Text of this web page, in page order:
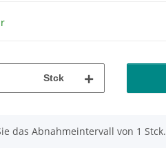
Stck
das Abnahmeintervall von 1 Stck.